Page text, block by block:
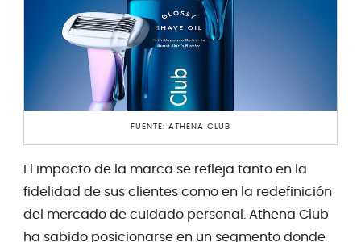
FUENTE: ATHENA CLUB
El impacto de la marca se refleja tanto en la
fidelidad de sus clientes como en la redefinición
del mercado de cuidado personal. Athena Club
ha sabido posicionarse en un segmento donde